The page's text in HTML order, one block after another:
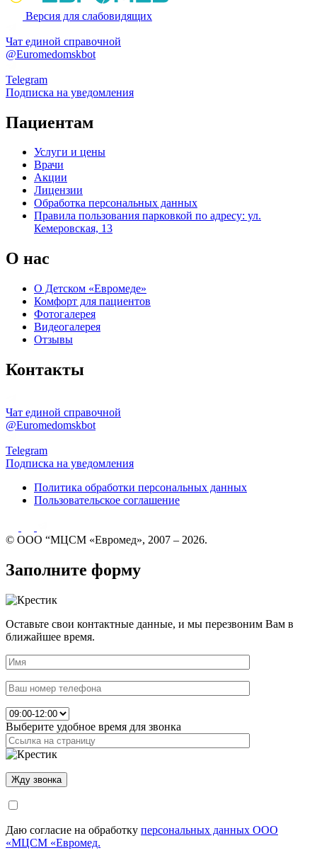
Версия для слабовидящих
Чат единой справочной
@Euromedomskbot
Telegram
Подписка на уведомления
Пациентам
Услуги и цены
Врачи
Акции
Лицензии
Обработка персональных данных
Правила пользования парковкой по адресу: ул.
Кемеровская, 13
О нас
О Детском «Евромеде»
Комфорт для пациентов
Фотогалерея
Видеогалерея
Отзывы
Контакты
Чат единой справочной
@Euromedomskbot
Telegram
Подписка на уведомления
Политика обработки персональных данных
Пользовательское соглашение
© ООО “МЦСМ «Евромед», 2007 – 2026.
Заполните форму
Оставьте свои контактные данные, и мы перезвоним Вам в
ближайшее время.
Выберите удобное время для звонка
Даю согласие на обработку персональных данных ООО
«МЦСМ «Евромед.